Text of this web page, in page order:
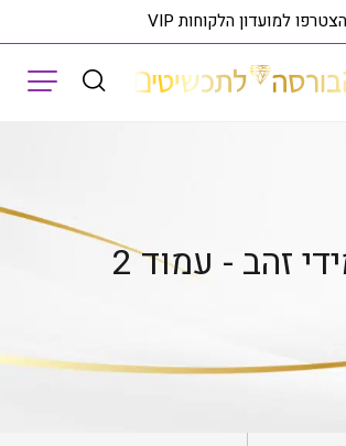
הצטרפו למועדון הלקוחות VIP
זהב - עמוד 2